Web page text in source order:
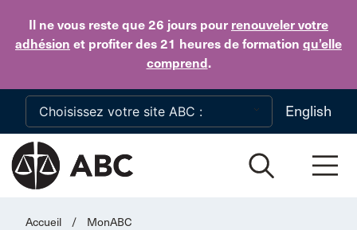
Il ne vous reste que 26 jours pour renouveler votre
adhésion et profiter des 21 heures de formation qu’elle
comprend.
Skip to main content
English
Accueil / MonABC